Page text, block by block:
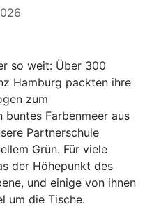
so weit: Über 300
Hamburg packten ihre
zum
buntes Farbenmeer aus
Partnerschule
Grün. Für viele
der Höhepunkt des
und einige von ihnen
um die Tische.